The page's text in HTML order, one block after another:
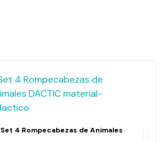
Set 4 Rompecabezas de Animales